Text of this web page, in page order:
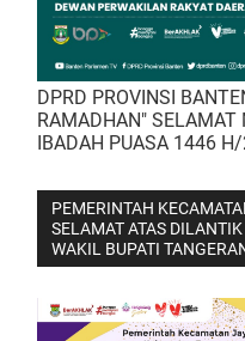
DPRD PROVINSI
RAMADHAN" SELAMAT
IBADAH PUASA 1446
PEMERINTAH
SELAMAT ATAS
WAKIL BUPATI